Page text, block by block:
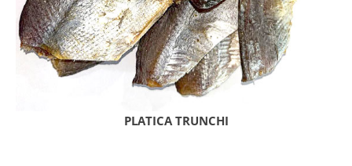
PLATICA TRUNCHI